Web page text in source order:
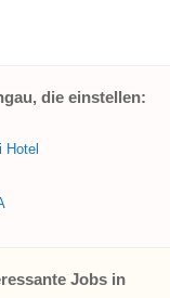
die einstellen:
Hotel
Jobs in